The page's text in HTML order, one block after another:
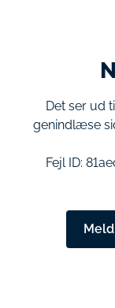
Det ser ud
genindlæse
Fejl ID: